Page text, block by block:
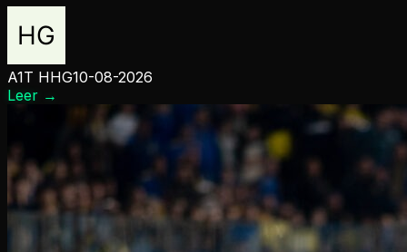
A1T HHG10-08-2026
Leer →